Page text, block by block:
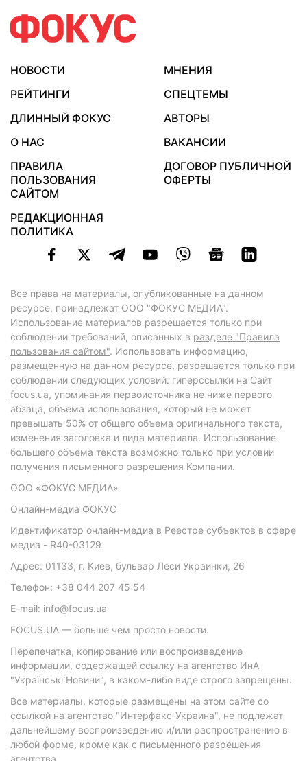
НОВОСТИ
МНЕНИЯ
РЕЙТИНГИ
СПЕЦТЕМЫ
ДЛИННЫЙ ФОКУС
АВТОРЫ
О НАС
ВАКАНСИИ
ПРАВИЛА
ПОЛЬЗОВАНИЯ
САЙТОМ
ДОГОВОР ПУБЛИЧНОЙ
ОФЕРТЫ
РЕДАКЦИОННАЯ
ПОЛИТИКА
Все права на материалы, опубликованные на данном
ресурсе, принадлежат ООО "ФОКУС МЕДИА".
Использование материалов разрешается только при
соблюдении требований, описанных в разделе "Правила
пользования сайтом". Использовать информацию,
размещенную на данном ресурсе, разрешается только при
соблюдении следующих условий: гиперссылки на Сайт
focus.ua, упоминания первоисточника не ниже первого
абзаца, объема использования, который не может
превышать 50% от общего объема оригинального текста,
изменения заголовка и лида материала. Использование
большего объема текста возможно только при условии
получения письменного разрешения Компании.
ООО «ФОКУС МЕДИА»
Онлайн-медиа ФОКУС
Идентификатор онлайн-медиа в Реестре субъектов в сфере
медиа - R40-03129
Адрес: 01133, г. Киев, бульвар Леси Украинки, 26
Телефон: +38 044 207 45 54
E-mail: info@focus.ua
FOCUS.UA — больше чем просто новости.
Перепечатка, копирование или воспроизведение
информации, содержащей ссылку на агентство ИнА
"Українські Новини", в каком-либо виде строго запрещены.
Все материалы, которые размещены на этом сайте со
ссылкой на агентство "Интерфакс-Украина", не подлежат
дальнейшему воспроизведению и/или распространению в
любой форме, кроме как с письменного разрешения
агентства.